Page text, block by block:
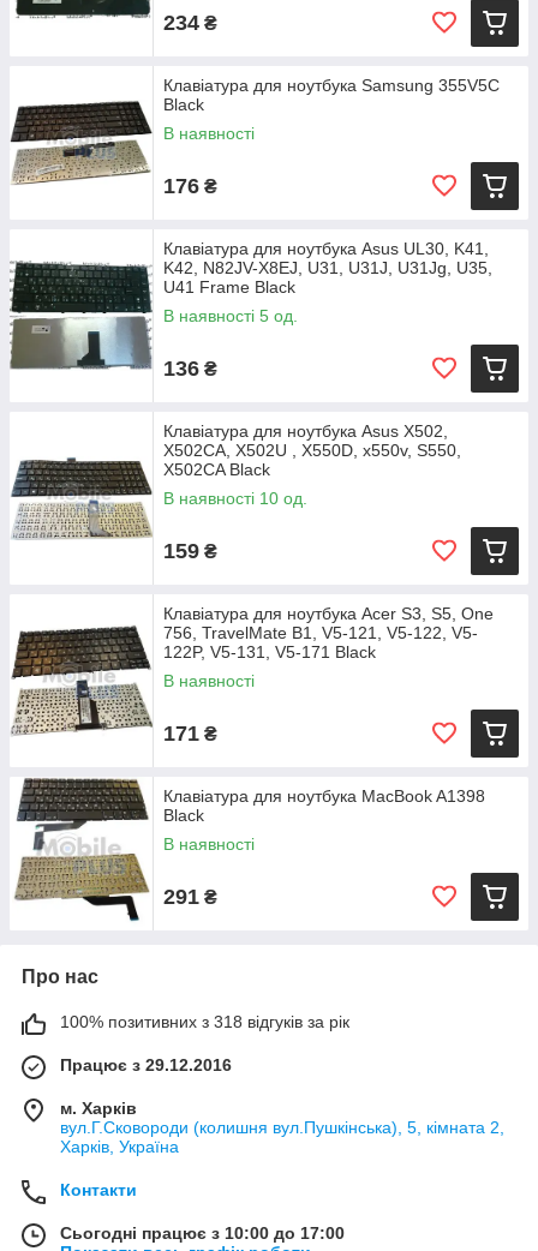
234 ₴
Клавіатура для ноутбука Samsung 355V5C
Black
В наявності
176 ₴
Клавіатура для ноутбука Asus UL30, K41,
K42, N82JV-X8EJ, U31, U31J, U31Jg, U35,
U41 Frame Black
В наявності 5 од.
136 ₴
Клавіатура для ноутбука Asus X502,
X502CA, X502U , X550D, x550v, S550,
X502CA Black
В наявності 10 од.
159 ₴
Клавіатура для ноутбука Acer S3, S5, One
756, TravelMate B1, V5-121, V5-122, V5-
122P, V5-131, V5-171 Black
В наявності
171 ₴
Клавіатура для ноутбука MacBook A1398
Black
В наявності
291 ₴
Про нас
100% позитивних з 318 відгуків за рік
Працює з 29.12.2016
м. Харків
вул.Г.Сковороди (колишня вул.Пушкінська), 5, кімната 2,
Харків, Україна
Контакти
Сьогодні працює з 10:00 до 17:00